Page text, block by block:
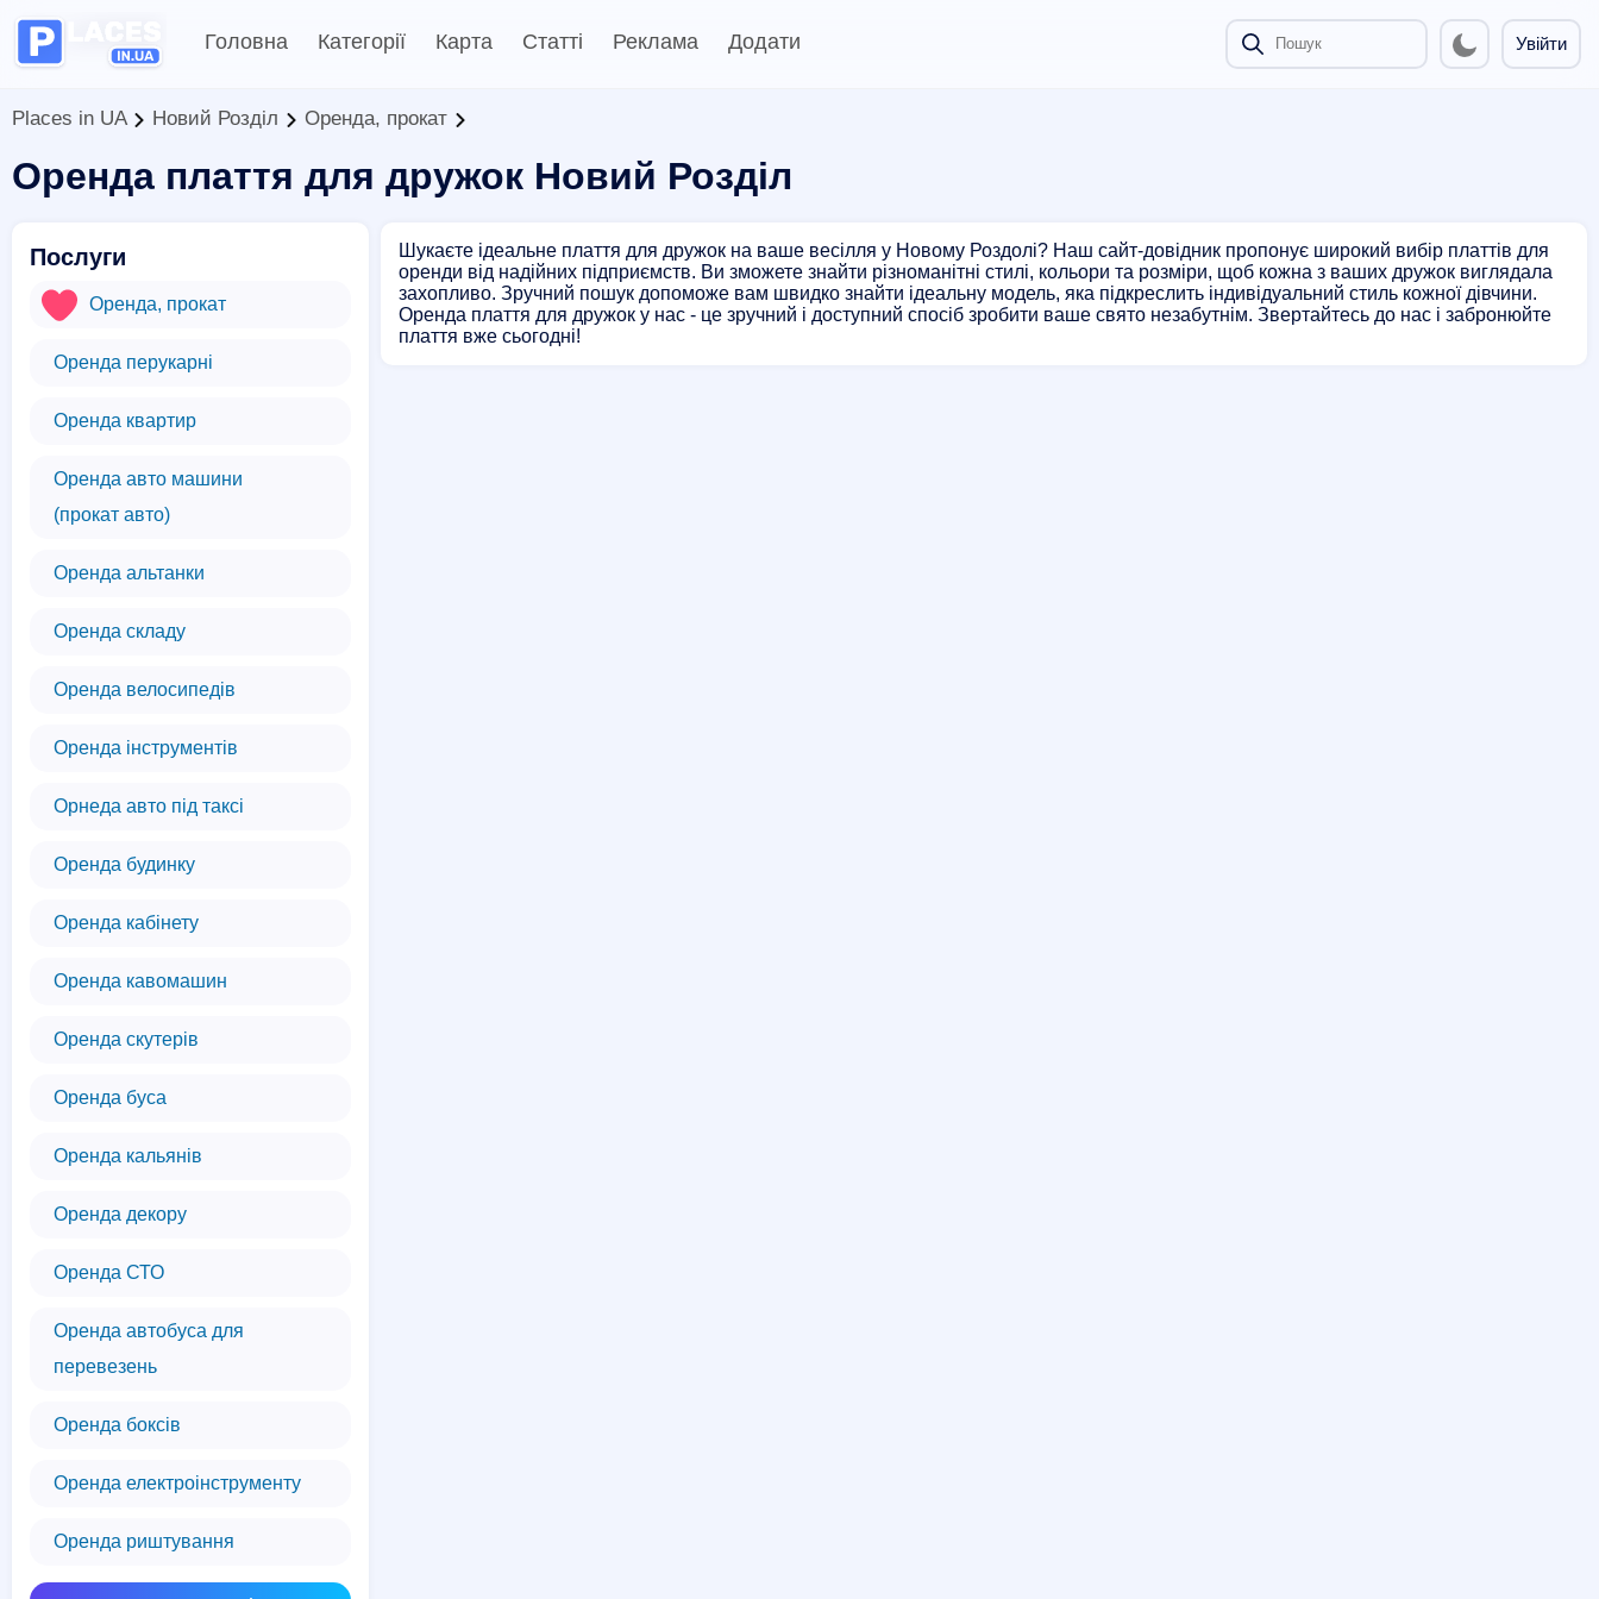
Головна Категорії Карта Статті Реклама Додати Увійти
Places in UA Новий Розділ Оренда, прокат
Оренда плаття для дружок Новий Розділ
Послуги
Оренда, прокат
Оренда перукарні
Оренда квартир
Оренда авто машини
(прокат авто)
Оренда альтанки
Оренда складу
Оренда велосипедів
Оренда інструментів
Орнеда авто під таксі
Оренда будинку
Оренда кабінету
Оренда кавомашин
Оренда скутерів
Оренда буса
Оренда кальянів
Оренда декору
Оренда СТО
Оренда автобуса для
перевезень
Оренда боксів
Оренда електроінструменту
Оренда риштування
Шукаєте ідеальне плаття для дружок на ваше весілля у Новому Роздолі? Наш сайт-довідник пропонує широкий вибір платтів для
оренди від надійних підприємств. Ви зможете знайти різноманітні стилі, кольори та розміри, щоб кожна з ваших дружок виглядала
захопливо. Зручний пошук допоможе вам швидко знайти ідеальну модель, яка підкреслить індивідуальний стиль кожної дівчини.
Оренда плаття для дружок у нас - це зручний і доступний спосіб зробити ваше свято незабутнім. Звертайтесь до нас і забронюйте
плаття вже сьогодні!